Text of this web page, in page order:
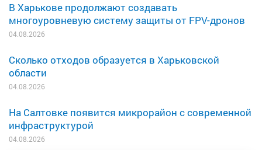
В Харькове продолжают создавать
многоуровневую систему защиты от FPV-дронов
04.08.2026
Сколько отходов образуется в Харьковской
области
04.08.2026
На Салтовке появится микрорайон с современной
инфраструктурой
04.08.2026